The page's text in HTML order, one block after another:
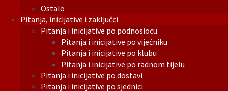
Ostalo
Pitanja, inicijative i zaključci
Pitanja i inicijative po podnosiocu
Pitanja i inicijative po vijećniku
Pitanja i inicijative po klubu
Pitanja i inicijative po radnom tijelu
Pitanja i inicijative po dostavi
Pitanja i inicijative po sjednici